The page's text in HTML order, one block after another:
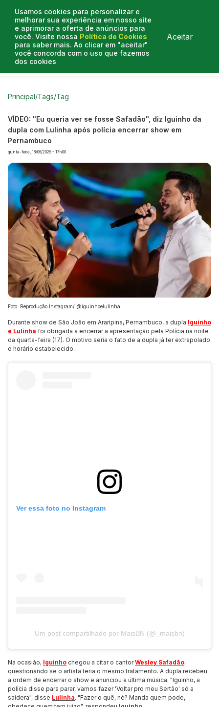
Usamos cookies para personalizar e
melhorar sua experiência em nosso site
e aprimorar a oferta de anúncios para
você. Visite nossa Política de Cookies
para saber mais. Ao clicar em "aceitar"
você concorda com o uso que fazemos
dos cookies
Aceitar
Curtas do Poder
Principal/Tags/Tag
VÍDEO: "Eu queria ver se fosse Safadão", diz Iguinho da
dupla com Lulinha após polícia encerrar show em
Pernambuco
quinta-feira, 18/06/2026 - 17h00
Foto: Reprodução Instagram/ @iguinhoelulinha
Durante show de São João em Araripina, Pernambuco, a dupla Iguinho
e Lulinha foi obrigada a encerrar a apresentação pela Polícia na noite
da quarta-feira (17). O motivo seria o fato de a dupla já ter extrapolado
o horário estabelecido.
Ver essa foto no Instagram
Um post compartilhado por MaisBN (@_maisbn)
Na ocasião, Iguinho chegou a citar o cantorWesley Safadão,
questionando se o artista teria o mesmo tratamento. A dupla recebeu
a ordem de encerrar o show e anunciou a última música. "Iguinho, a
polícia disse para parar, vamos fazer 'Voltar pro meu Sertão' só a
saidera", disse Lulinha. "Fazer o quê, né? Manda quem pode,